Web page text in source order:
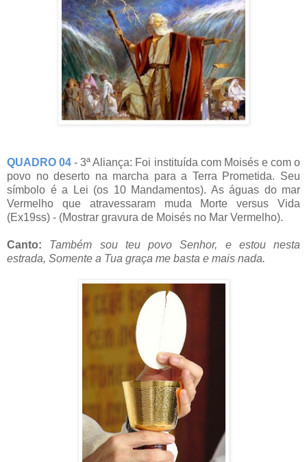
QUADRO 04 - 3ª Aliança: Foi instituída com Moisés e com o
povo no deserto na marcha para a Terra Prometida. Seu
símbolo é a Lei (os 10 Mandamentos). As águas do mar
Vermelho que atravessaram muda Morte versus Vida
(Ex19ss) - (Mostrar gravura de Moisés no Mar Vermelho).
Canto:
Também sou teu povo Senhor, e estou nesta
estrada, Somente a Tua graça me basta e mais nada.